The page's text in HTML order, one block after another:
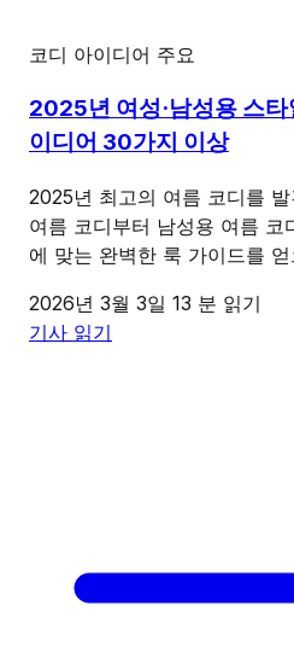
코디 아이디어 주요
2025년 여성·남성용 스
이디어 30가지 이상
2025년 최고의 여름 코디를
여름 코디부터 남성용 여름 코
에 맞는 완벽한 룩 가이드를 얻
2026년 3월 3일 13 분 읽기
기사 읽기